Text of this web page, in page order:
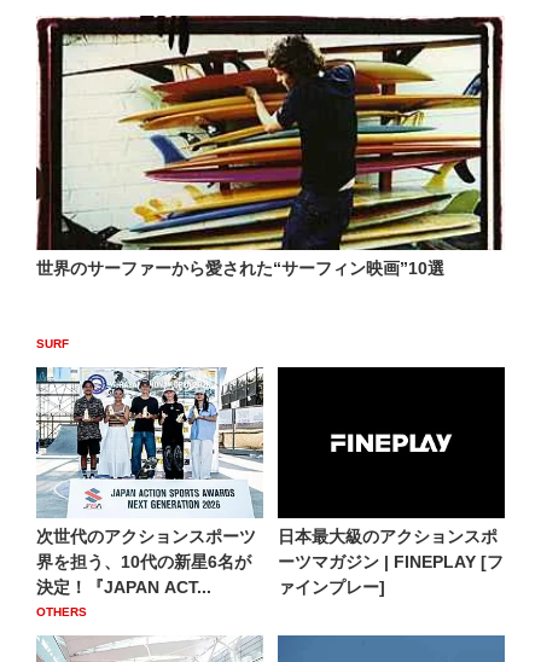
世界のサーファーから愛された“サーフィン映画”10選
SURF
次世代のアクションスポーツ
界を担う、10代の新星6名が
決定！『JAPAN ACT...
OTHERS
日本最大級のアクションスポ
ーツマガジン | FINEPLAY [フ
ァインプレー]